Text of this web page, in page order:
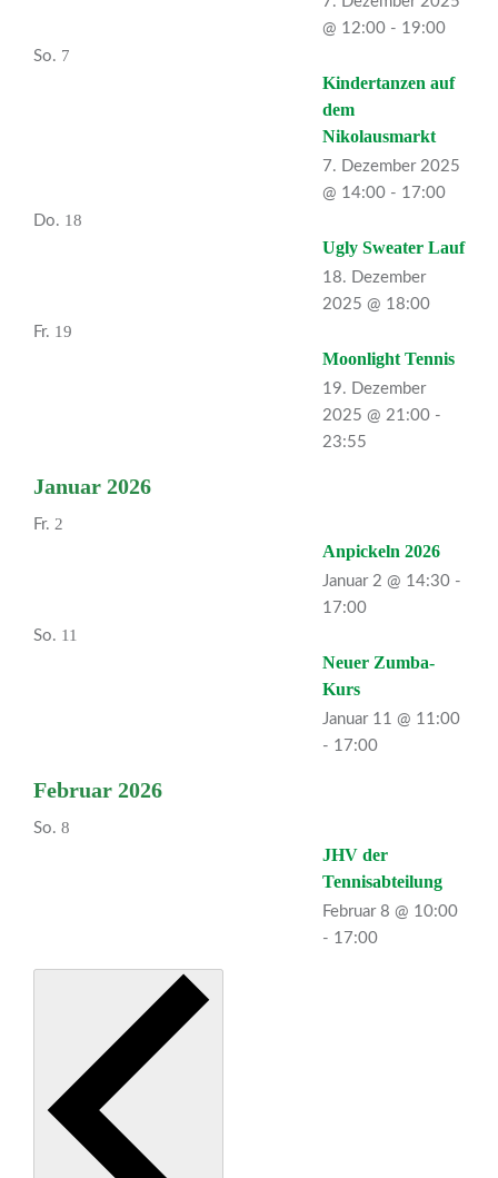
@ 12:00 - 19:00
So. 7
Kindertanzen auf
dem
Nikolausmarkt
7. Dezember 2025
@ 14:00 - 17:00
Do. 18
Ugly Sweater Lauf
18. Dezember
2025 @ 18:00
Fr. 19
Moonlight Tennis
19. Dezember
2025 @ 21:00 -
23:55
Januar 2026
Fr. 2
Anpickeln 2026
Januar 2 @ 14:30 -
17:00
So. 11
Neuer Zumba-
Kurs
Januar 11 @ 11:00
- 17:00
Februar 2026
So. 8
JHV der
Tennisabteilung
Februar 8 @ 10:00
- 17:00